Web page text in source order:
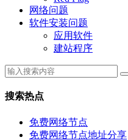
网络问题
软件安装问题
应用软件
建站程序
搜索热点
免费网络节点
免费网络节点地址分享